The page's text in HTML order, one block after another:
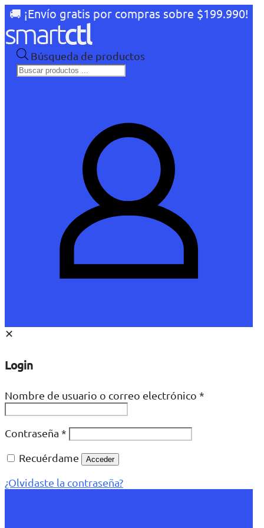
🚚 ¡Envío gratis por compras sobre $199.990!
Búsqueda de productos
✕
Login
Nombre de usuario o correo electrónico *
Contraseña *
Recuérdame
Acceder
¿Olvidaste la contraseña?